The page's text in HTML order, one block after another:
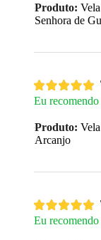
Produto:
Senhora de
Eu recomendo
Produto:
Arcanjo
Eu recomendo